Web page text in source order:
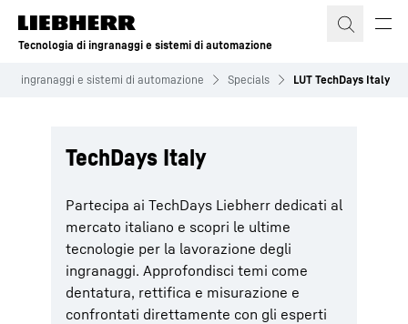
Tecnologia di ingranaggi e sistemi di automazione
ingranaggi e sistemi di automazione Specials LUT TechDays Italy
TechDays Italy
Partecipa ai TechDays Liebherr dedicati al
mercato italiano e scopri le ultime
tecnologie per la lavorazione degli
ingranaggi. Approfondisci temi come
dentatura, rettifica e misurazione e
confrontati direttamente con gli esperti